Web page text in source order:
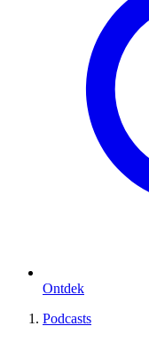
Ontdek
Podcasts